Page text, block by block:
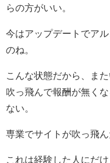
らの方がいい。
今はアップデートでア
のね。
こんな状態だから、ま
吹っ飛んで報酬が無く
ない。
専業でサイトが吹っ飛
これは経験した人にだ